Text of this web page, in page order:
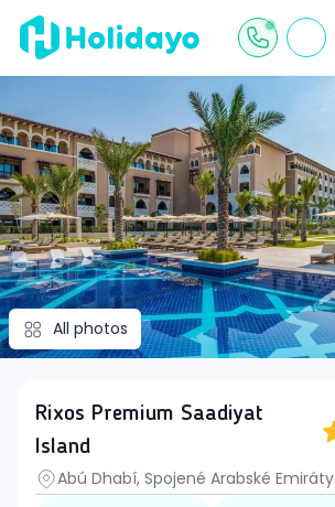
All photos
Rixos Premium Saadiyat
Island
Abú Dhabí, Spojené Arabské Emiráty